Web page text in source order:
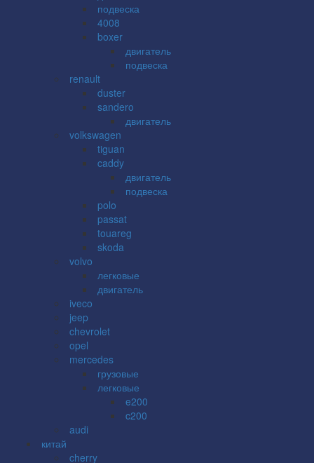
подвеска
4008
boxer
двигатель
подвеска
renault
duster
sandero
двигатель
volkswagen
tiguan
caddy
двигатель
подвеска
polo
passat
touareg
skoda
volvo
легковые
двигатель
iveco
jeep
chevrolet
opel
mercedes
грузовые
легковые
e200
c200
audi
китай
cherry